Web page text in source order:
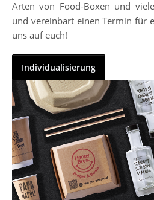
Arten von Food-Boxen und
und vereinbart einen Termin für
uns auf euch!
Individualisierung